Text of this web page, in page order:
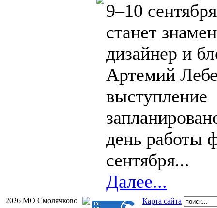
9–10
станет
дизайнер и
Артемий
выступление
день работы
сентября...
Далее...
2026 МО Смолячково
Карта сайта